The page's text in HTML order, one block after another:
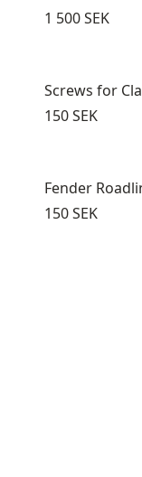
Pris:
1 500 SEK
Screws for
Pris:
150 SEK
Fender
Pris:
150 SEK